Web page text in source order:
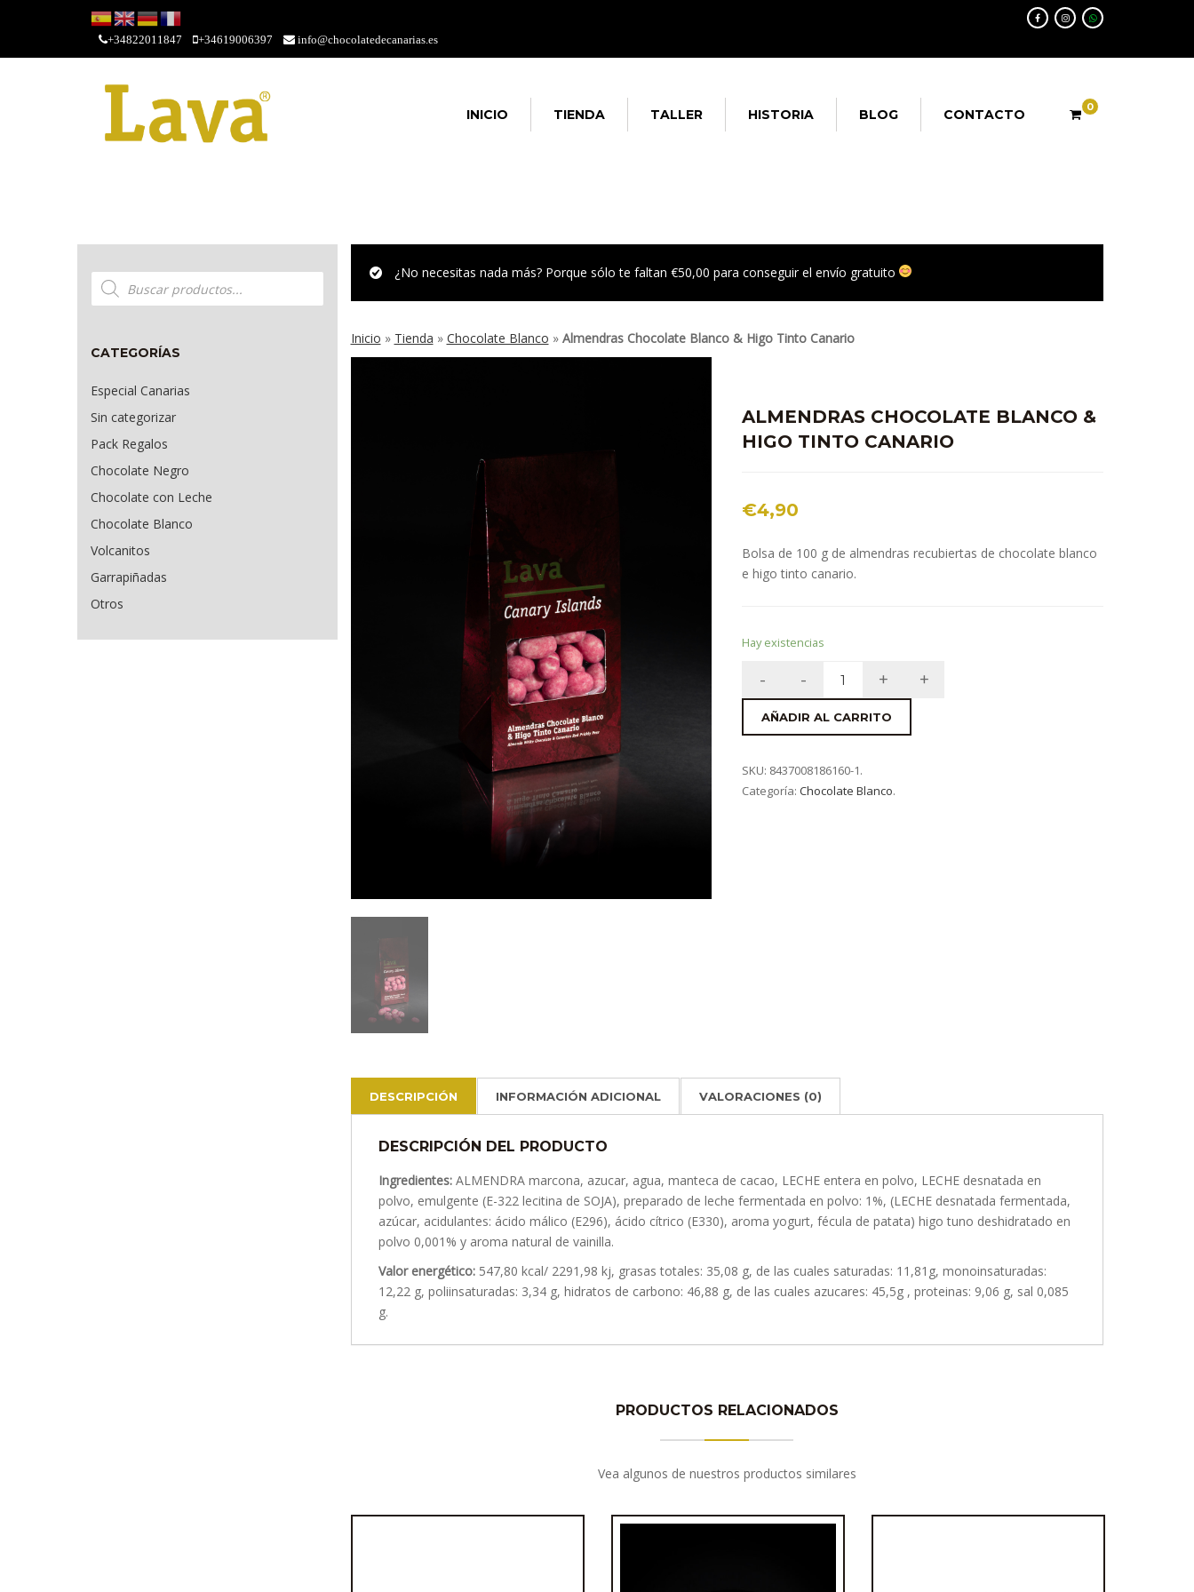
+34822011847 +34619006397 info@chocolatedecanarias.es
INICIO TIENDA TALLER HISTORIA BLOG CONTACTO 0
¿No necesitas nada más? Porque sólo te faltan €50,00 para conseguir el envío gratuito
Inicio » Tienda » Chocolate Blanco » Almendras Chocolate Blanco & Higo Tinto Canario
ALMENDRAS CHOCOLATE BLANCO &
HIGO TINTO CANARIO
€4,90
Bolsa de 100 g de almendras recubiertas de chocolate blanco
e higo tinto canario.
Hay existencias
AÑADIR AL CARRITO
SKU: 8437008186160-1.
Categoría:Chocolate Blanco.
DESCRIPCIÓN INFORMACIÓN ADICIONAL VALORACIONES (0)
DESCRIPCIÓN DEL PRODUCTO
Ingredientes:ALMENDRA marcona, azucar, agua, manteca de cacao, LECHE entera en polvo, LECHE desnatada en
polvo, emulgente (E-322 lecitina de SOJA), preparado de leche fermentada en polvo: 1%, (LECHE desnatada fermentada,
azúcar, acidulantes: ácido málico (E296), ácido cítrico (E330), aroma yogurt, fécula de patata) higo tuno deshidratado en
polvo 0,001% y aroma natural de vainilla.
Valor energético:547,80 kcal/ 2291,98 kj, grasas totales: 35,08 g, de las cuales saturadas: 11,81g, monoinsaturadas:
12,22 g, poliinsaturadas: 3,34 g, hidratos de carbono: 46,88 g, de las cuales azucares: 45,5g , proteinas: 9,06 g, sal 0,085
g.
PRODUCTOS RELACIONADOS
Vea algunos de nuestros productos similares
Búsqueda
de
productos
CATEGORÍAS
Especial Canarias
Sin categorizar
Pack Regalos
Chocolate Negro
Chocolate con Leche
Chocolate Blanco
Volcanitos
Garrapiñadas
Otros